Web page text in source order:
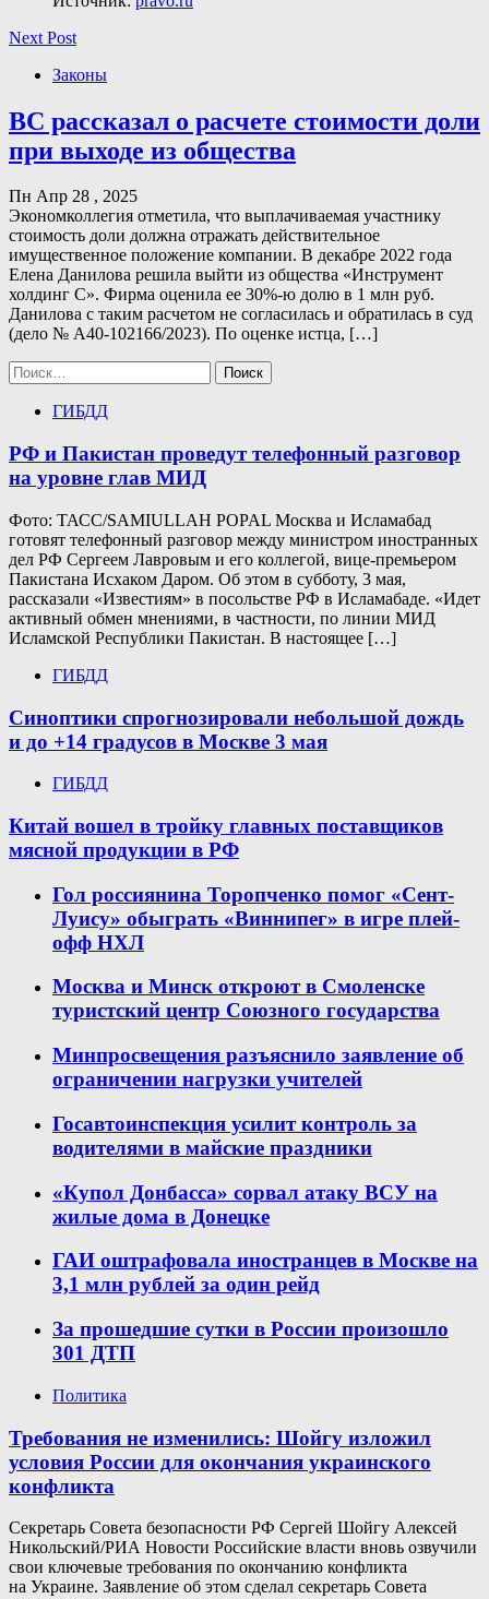
Next Post
Законы
ВС рассказал о расчете стоимости доли
при выходе из общества
Пн Апр 28 , 2025
Экономколлегия отметила, что выплачиваемая участнику
стоимость доли должна отражать действительное
имущественное положение компании. В декабре 2022 года
Елена Данилова решила выйти из общества «Инструмент
холдинг С». Фирма оценила ее 30%-ю долю в 1 млн руб.
Данилова с таким расчетом не согласилась и обратилась в суд
(дело № А40-102166/2023). По оценке истца, […]
Найти:
ГИБДД
РФ и Пакистан проведут телефонный разговор
на уровне глав МИД
Фото: ТАСС/SAMIULLAH POPAL Москва и Исламабад
готовят телефонный разговор между министром иностранных
дел РФ Сергеем Лавровым и его коллегой, вице-премьером
Пакистана Исхаком Даром. Об этом в субботу, 3 мая,
рассказали «Известиям» в посольстве РФ в Исламабаде. «Идет
активный обмен мнениями, в частности, по линии МИД
Исламской Республики Пакистан. В настоящее […]
ГИБДД
Синоптики спрогнозировали небольшой дождь
и до +14 градусов в Москве 3 мая
ГИБДД
Китай вошел в тройку главных поставщиков
мясной продукции в РФ
Гол россиянина Торопченко помог «Сент-
Луису» обыграть «Виннипег» в игре плей-
офф НХЛ
Москва и Минск откроют в Смоленске
туристский центр Союзного государства
Минпросвещения разъяснило заявление об
ограничении нагрузки учителей
Госавтоинспекция усилит контроль за
водителями в майские праздники
«Купол Донбасса» сорвал атаку ВСУ на
жилые дома в Донецке
ГАИ оштрафовала иностранцев в Москве на
3,1 млн рублей за один рейд
За прошедшие сутки в России произошло
301 ДТП
Политика
Требования не изменились: Шойгу изложил
условия России для окончания украинского
конфликта
Секретарь Совета безопасности РФ Сергей Шойгу Алексей
Никольский/РИА Новости Российские власти вновь озвучили
свои ключевые требования по окончанию конфликта
на Украине. Заявление об этом сделал секретарь Совета